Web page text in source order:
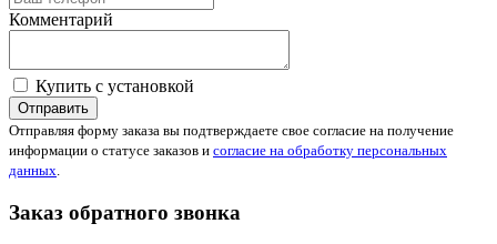
Комментарий
Купить с установкой
Отправить
Отправляя форму заказа вы подтверждаете свое согласие на получение
информации о статусе заказов и согласие на обработку персональных
данных.
Заказ обратного звонка